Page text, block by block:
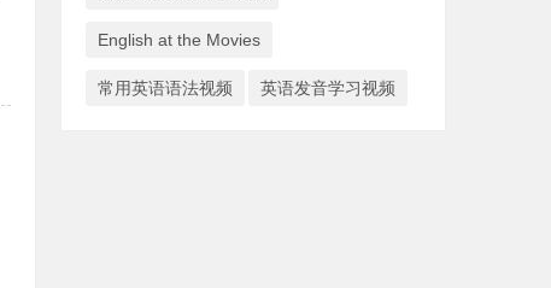
English at the Movies
常用英语语法视频 英语发音学习视频